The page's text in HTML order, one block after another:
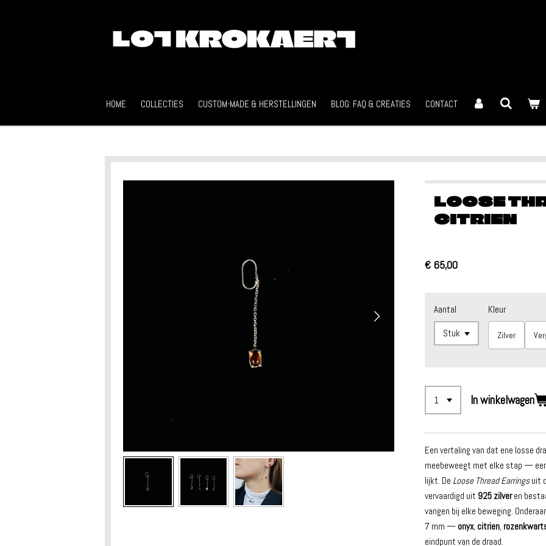
HOME COLLECTIES CUSTOM-MADE & HERSTELLINGEN BLOG: FAQ & CREATIES CONTACT
LOOSE
CITRIEN
€ 65,00
Aantal Kleur
Zilver
In winkelwagen
Een vertaling van dat ene losse
meebeweegt met elke stap —
lijkt. De Loose Thread Earringsuit
vervaardigd uit 925 zilveren
vangen bij elke beweging.
7 mm — onyx, citrien,
eindpunt van de draad.